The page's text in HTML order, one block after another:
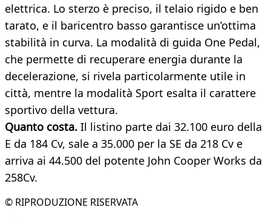
elettrica. Lo sterzo è preciso, il telaio rigido e ben
tarato, e il baricentro basso garantisce un’ottima
stabilità in curva. La modalità di guida One Pedal,
che permette di recuperare energia durante la
decelerazione, si rivela particolarmente utile in
città, mentre la modalità Sport esalta il carattere
sportivo della vettura.
Quanto costa. Il listino parte dai 32.100 euro della
E da 184 Cv, sale a 35.000 per la SE da 218 Cv e
arriva ai 44.500 del potente John Cooper Works da
258Cv.
© RIPRODUZIONE RISERVATA